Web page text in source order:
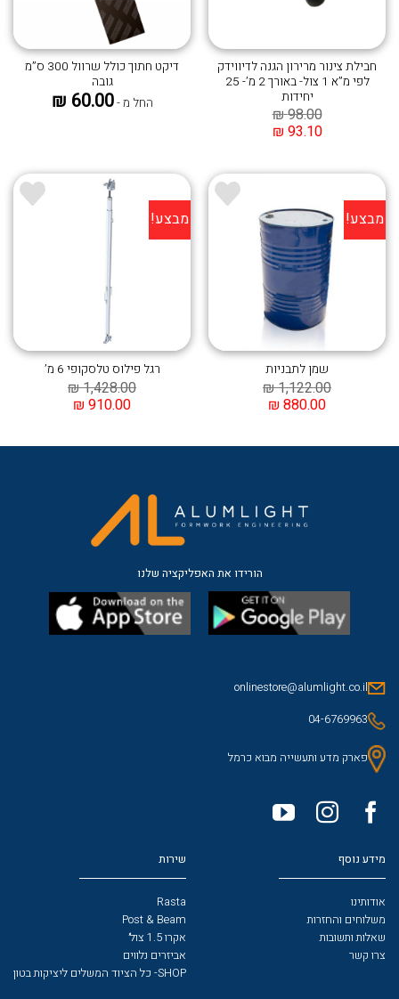
חבילת צינור מרירון הגנה לדיווידק
לפי מ”א 1 צול- באורך 2 מ’- 25
יחידות
98.00
₪
93.10
₪
דיקט חתוך כולל שרוול 300 ס”מ
גובה
החל מ -60.00
₪
מבצע!
הוסף ל
WISHLIST
שמן לתבניות
1,122.00
₪
880.00
₪
מבצע!
רגל פילוס טלסקופי 6 מ’
1,428.00
₪
910.00
₪
הורידו את האפליקציה שלנו
onlinestore@alumlight.co.il
04-6769963
פארק מדע ותעשייה מבוא כרמל
מידע נוסף
אודותינו
משלוחים והחזרות
שאלות ותשובות
צרו קשר
שירות
Rasta
Post & Beam
אקרו 1.5 צול׳
אביזרים נלווים
SHOP- כל הציוד המשלים ליציקות בטון